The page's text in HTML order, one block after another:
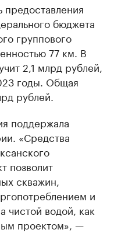
предоставления
бюджета
группового
77 км. В
2,1 млрд рублей,
годы. Общая
рублей.
поддержала
«Средства
позволит
скважин,
и
чистой водой, как
проектом», —